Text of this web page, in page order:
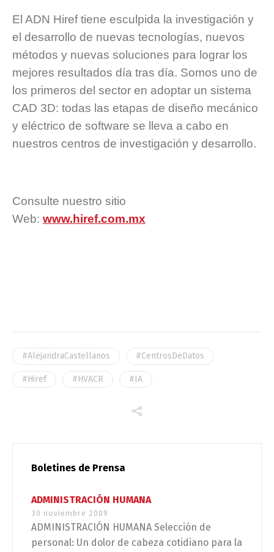
El ADN Hiref tiene esculpida la investigación y
el desarrollo de nuevas tecnologías, nuevos
métodos y nuevas soluciones para lograr los
mejores resultados día tras día. Somos uno de
los primeros del sector en adoptar un sistema
CAD 3D: todas las etapas de diseño mecánico
y eléctrico de software se lleva a cabo en
nuestros centros de investigación y desarrollo.
Consulte nuestro sitio
Web: www.hiref.com.mx
#AlejandraCastellanos #CentrosDeDatos
#Hiref #HVACR #IA
Boletines de Prensa
ADMINISTRACIÓN HUMANA
30 noviembre 2009
ADMINISTRACIÓN HUMANA Selección de
personal: Un dolor de cabeza cotidiano para la